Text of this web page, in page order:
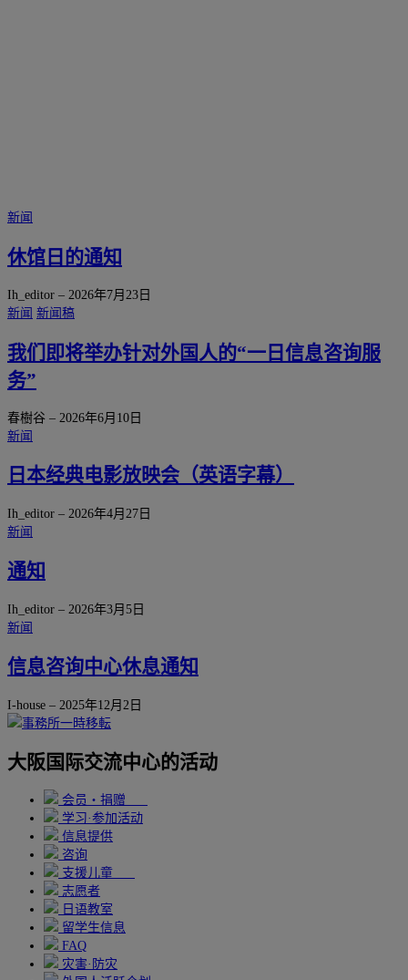
新闻
休馆日的通知
Ih_editor – 2026年7月23日
新闻 新闻稿
我们即将举办针对外国人的“一日信息咨询服
务”
春樹谷 – 2026年6月10日
新闻
日本经典电影放映会（英语字幕）
Ih_editor – 2026年4月27日
新闻
通知
Ih_editor – 2026年3月5日
新闻
信息咨询中心休息通知
I-house – 2025年12月2日
大阪国际交流中心的活动
会员・捐赠
学习·参加活动
信息提供
咨询
支援儿童
志愿者
日语教室
留学生信息
FAQ
灾害·防灾